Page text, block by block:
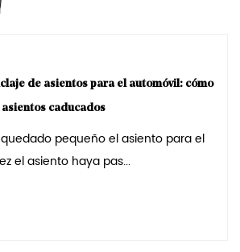
de asientos para el automóvil: cómo
caducados
pequeño el asiento para el
el asiento haya pas...